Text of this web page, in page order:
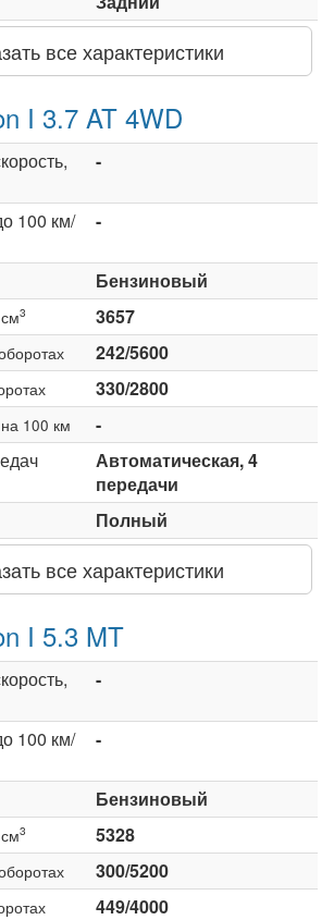
все характеристики
I 3.7 AT 4WD
-
100 км/
-
Бензиновый
см3
3657
242/5600
330/2800
100 км
-
Автоматическая, 4
передачи
Полный
все характеристики
I 5.3 MT
-
100 км/
-
Бензиновый
см3
5328
300/5200
449/4000